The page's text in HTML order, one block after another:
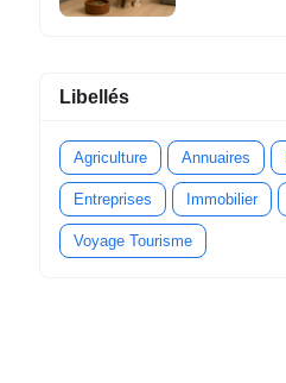
Libellés
Agriculture Annuaires
Entreprises Immobilier
Voyage Tourisme